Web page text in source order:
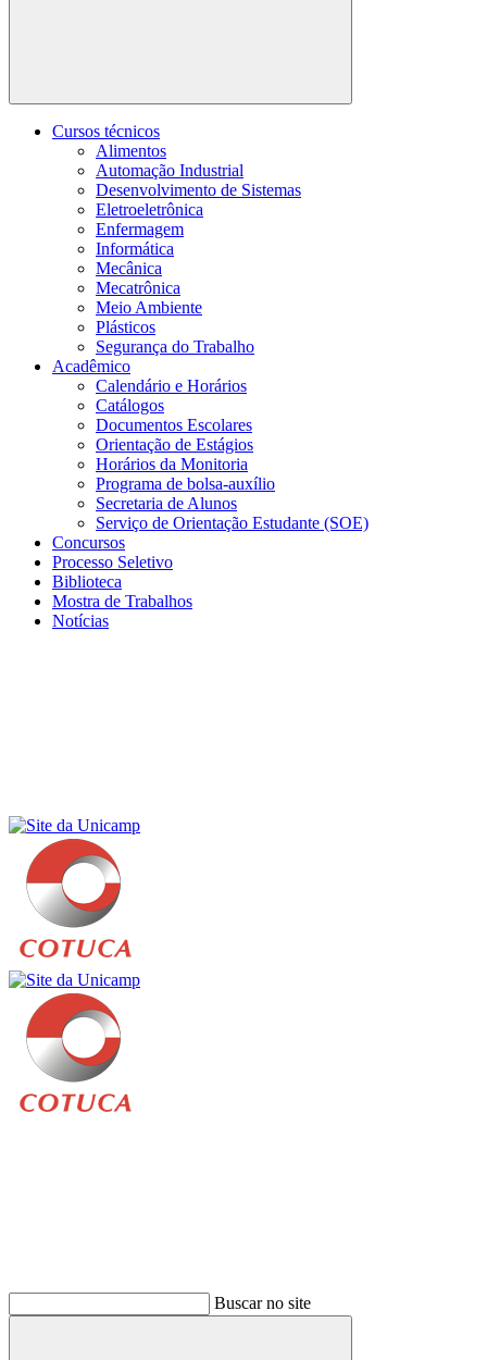
Buscar
Cursos técnicos
Alimentos
Automação Industrial
Desenvolvimento de Sistemas
Eletroeletrônica
Enfermagem
Informática
Mecânica
Mecatrônica
Meio Ambiente
Plásticos
Segurança do Trabalho
Acadêmico
Calendário e Horários
Catálogos
Documentos Escolares
Orientação de Estágios
Horários da Monitoria
Programa de bolsa-auxílio
Secretaria de Alunos
Serviço de Orientação Estudante (SOE)
Concursos
Processo Seletivo
Biblioteca
Mostra de Trabalhos
Notícias
Buscar no site